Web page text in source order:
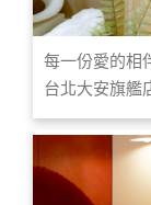
每一份愛的相
台北大安旗艦